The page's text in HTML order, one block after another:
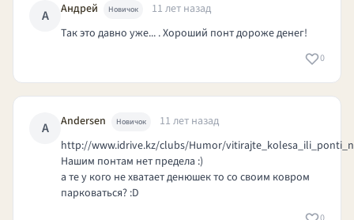
А Андрей Новичок
11 лет назад
Так это давно уже... . Хороший понт дороже денег!
0
A Andersen Новичок
11 лет назад
http://www.idrive.kz/clubs/Humor/
Нашим понтам нет предела :)
а те у кого не хватает денюшек то со своим ковром
парковаться? :D